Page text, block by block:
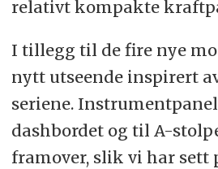
relativt kompakte
I tillegg til de fire nye
nytt utseende inspirert
seriene.
dashbordet og til A-
framover, slik vi har sett